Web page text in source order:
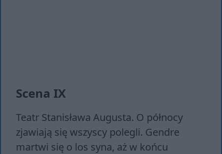
Scena IX
Teatr Stanisława Augusta. O północy
zjawiają się wszyscy polegli. Gendre
martwi się o los syna, aż w końcu